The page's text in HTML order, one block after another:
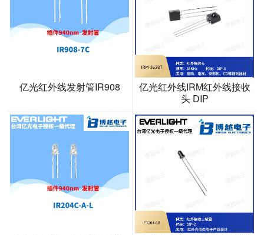
亿光红外线发射管IR908
亿光红外线IRM红外线接收
头 DIP